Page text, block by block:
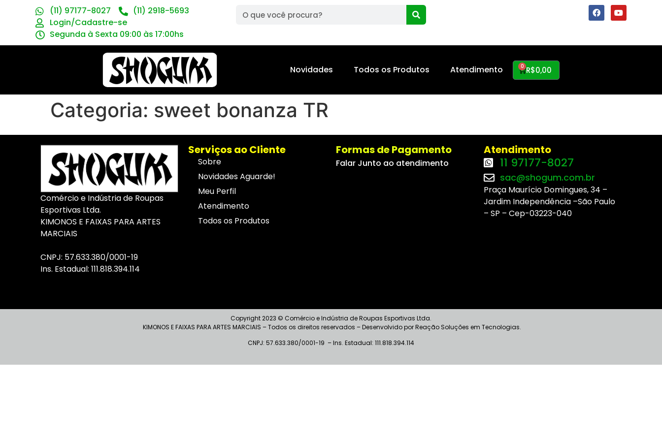
(11) 97177-8027
(11) 2918-5693
Login/Cadastre-se
Segunda à Sexta 09:00 às 17:00hs
Novidades Todos os Produtos Atendimento R$0,00
0
Categoria: sweet bonanza TR
Comércio e Indústria de Roupas
Esportivas Ltda.
KIMONOS E FAIXAS PARA ARTES
MARCIAIS
CNPJ: 57.633.380/0001-19
Ins. Estadual: 111.818.394.114
Serviços ao Cliente
Sobre
Novidades Aguarde!
Meu Perfil
Atendimento
Todos os Produtos
Formas de Pagamento
Falar Junto ao atendimento
Atendimento
11 97177-8027
sac@shogum.com.br
Praça Maurício Domingues, 34 –
Jardim Independência –São Paulo
– SP – Cep-03223-040
Copyright 2023 © Comércio e Indústria de Roupas Esportivas Ltda.
KIMONOS E FAIXAS PARA ARTES MARCIAIS – Todos os direitos reservados – Desenvolvido por Reação Soluções em Tecnologias.
CNPJ: 57.633.380/0001-19 – Ins. Estadual: 111.818.394.114